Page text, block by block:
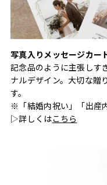
写真入りメッセージカー
記念品のように主張しす
ナルデザイン。大切な贈
す。
※「結婚内祝い」「出産
▷詳しくはこちら